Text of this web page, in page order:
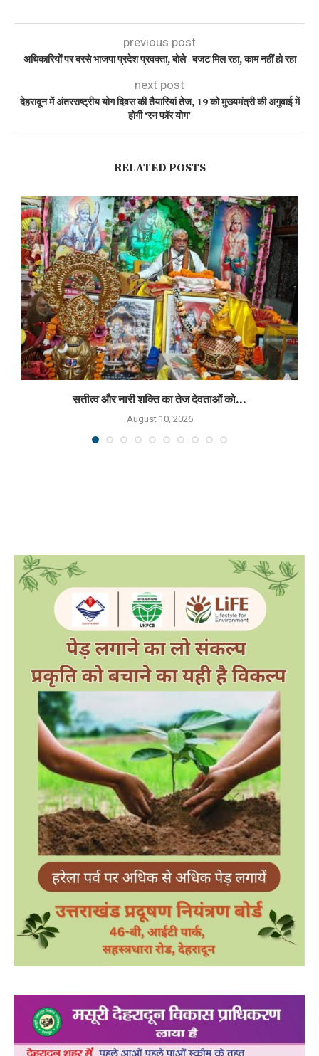
previous post
अधिकारियों पर बरसे भाजपा प्रदेश प्रवक्ता, बोले- बजट मिल रहा, काम नहीं हो रहा
next post
देहरादून में अंतरराष्ट्रीय योग दिवस की तैयारियां तेज, 19 को मुख्यमंत्री की अगुवाई में
होगी ‘रन फॉर योग’
RELATED POSTS
सतीत्व और नारी शक्ति का तेज देवताओं को...
August 10, 2026